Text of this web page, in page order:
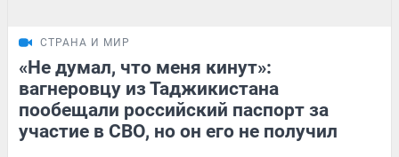
СТРАНА И МИР
«Не думал, что меня кинут»:
вагнеровцу из Таджикистана
пообещали российский паспорт за
участие в СВО, но он его не получил